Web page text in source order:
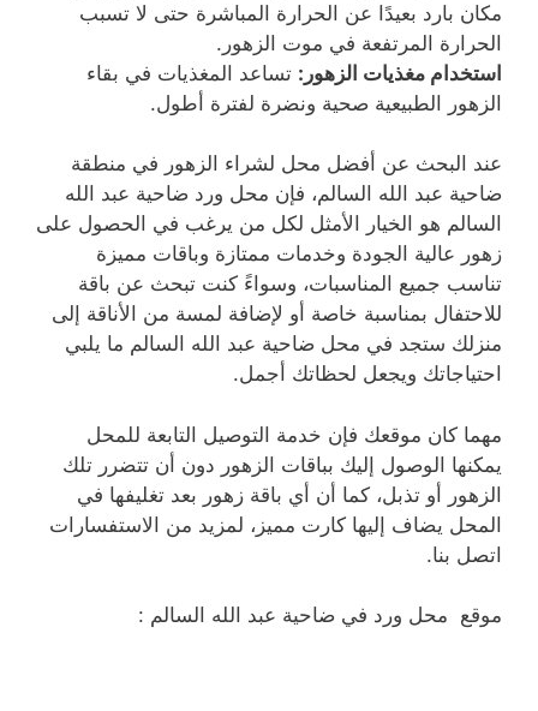
مكان بارد بعيدًا عن الحرارة المباشرة حتى لا تسبب
الحرارة المرتفعة في موت الزهور.
استخدام مغذيات الزهور: تساعد المغذيات في بقاء
الزهور الطبيعية صحية ونضرة لفترة أطول.
عند البحث عن أفضل محل لشراء الزهور في منطقة
ضاحية عبد الله السالم، فإن محل ورد ضاحية عبد الله
السالم هو الخيار الأمثل لكل من يرغب في الحصول على
زهور عالية الجودة وخدمات ممتازة وباقات مميزة
تناسب جميع المناسبات، وسواءً كنت تبحث عن باقة
للاحتفال بمناسبة خاصة أو لإضافة لمسة من الأناقة إلى
منزلك ستجد في محل ضاحية عبد الله السالم ما يلبي
احتياجاتك ويجعل لحظاتك أجمل.
مهما كان موقعك فإن خدمة التوصيل التابعة للمحل
يمكنها الوصول إليك بباقات الزهور دون أن تتضرر تلك
الزهور أو تذبل، كما أن أي باقة زهور بعد تغليفها في
المحل يضاف إليها كارت مميز، لمزيد من الاستفسارات
اتصل بنا.
موقع محل ورد في ضاحية عبد الله السالم :